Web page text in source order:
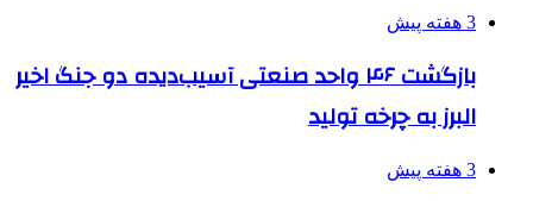
3 هفته پیش
بازگشت ۴۶ واحد صنعتی آسیب‌دیده دو جنگ اخیر
البرز به چرخه تولید
3 هفته پیش